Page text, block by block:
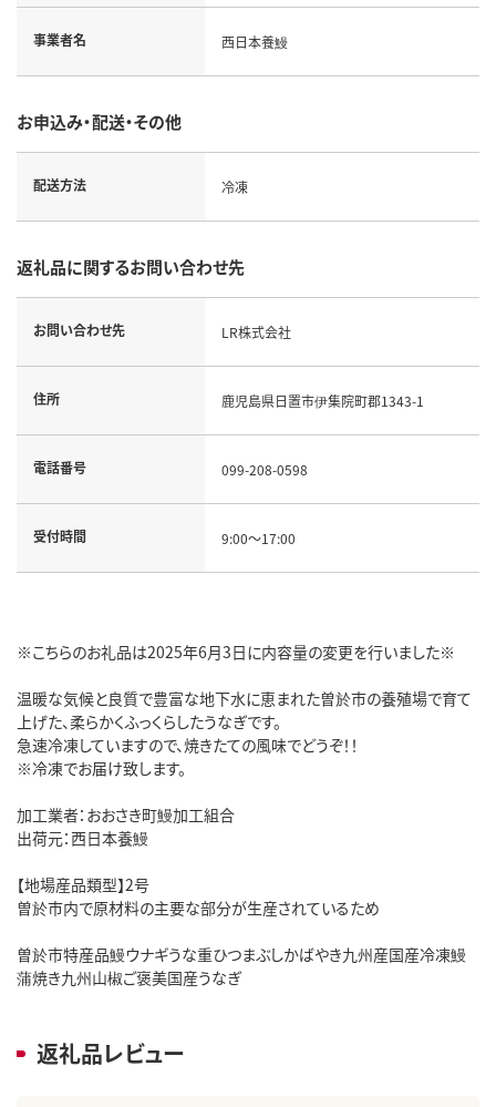
事業者名 西日本養鰻
お申込み・配送・その他
配送方法 冷凍
返礼品に関するお問い合わせ先
お問い合わせ先 LR株式会社
住所 鹿児島県日置市伊集院町郡1343-1
電話番号 099-208-0598
受付時間 9:00～17:00
※こちらのお礼品は2025年6月3日に内容量の変更を行いました※
温暖な気候と良質で豊富な地下水に恵まれた曽於市の養殖場で育て
上げた、柔らかくふっくらしたうなぎです。
急速冷凍していますので、焼きたての風味でどうぞ！！
※冷凍でお届け致します。
加工業者：おおさき町鰻加工組合
出荷元：西日本養鰻
【地場産品類型】2号
曽於市内で原材料の主要な部分が生産されているため
曽於市特産品鰻ウナギうな重ひつまぶしかばやき九州産国産冷凍鰻
蒲焼き九州山椒ご褒美国産うなぎ
返礼品レビュー